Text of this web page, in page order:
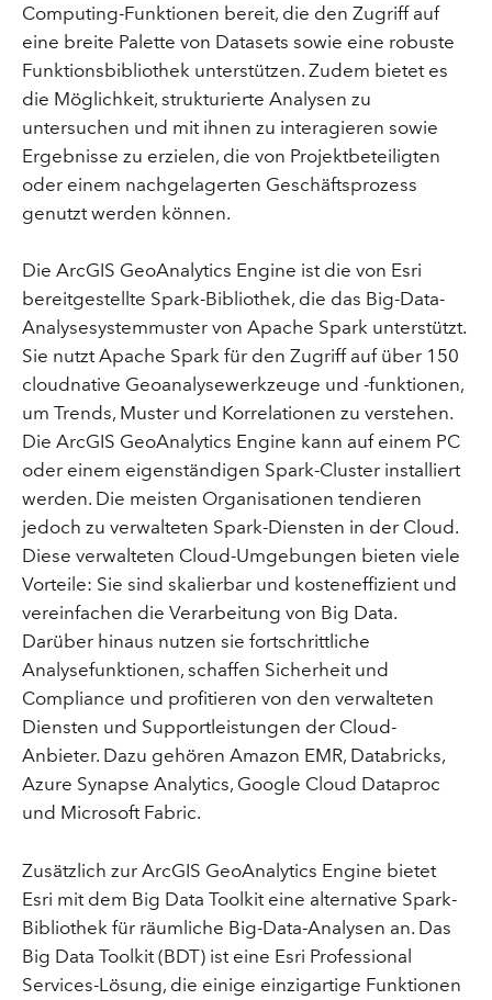
Computing-Funktionen bereit, die den Zugriff auf
eine breite Palette von Datasets sowie eine robuste
Funktionsbibliothek unterstützen. Zudem bietet es
die Möglichkeit, strukturierte Analysen zu
untersuchen und mit ihnen zu interagieren sowie
Ergebnisse zu erzielen, die von Projektbeteiligten
oder einem nachgelagerten Geschäftsprozess
genutzt werden können.
Die ArcGIS GeoAnalytics Engine ist die von Esri
bereitgestellte Spark-Bibliothek, die das Big-Data-
Analysesystemmuster von Apache Spark unterstützt.
Sie nutzt Apache Spark für den Zugriff auf über 150
cloudnative Geoanalysewerkzeuge und -funktionen,
um Trends, Muster und Korrelationen zu verstehen.
Die ArcGIS GeoAnalytics Engine kann auf einem PC
oder einem eigenständigen Spark-Cluster installiert
werden. Die meisten Organisationen tendieren
jedoch zu verwalteten Spark-Diensten in der Cloud.
Diese verwalteten Cloud-Umgebungen bieten viele
Vorteile: Sie sind skalierbar und kosteneffizient und
vereinfachen die Verarbeitung von Big Data.
Darüber hinaus nutzen sie fortschrittliche
Analysefunktionen, schaffen Sicherheit und
Compliance und profitieren von den verwalteten
Diensten und Supportleistungen der Cloud-
Anbieter. Dazu gehören Amazon EMR, Databricks,
Azure Synapse Analytics, Google Cloud Dataproc
und Microsoft Fabric.
Zusätzlich zur ArcGIS GeoAnalytics Engine bietet
Esri mit dem Big Data Toolkit eine alternative Spark-
Bibliothek für räumliche Big-Data-Analysen an. Das
Big Data Toolkit (BDT) ist eine Esri Professional
Services-Lösung, die einige einzigartige Funktionen